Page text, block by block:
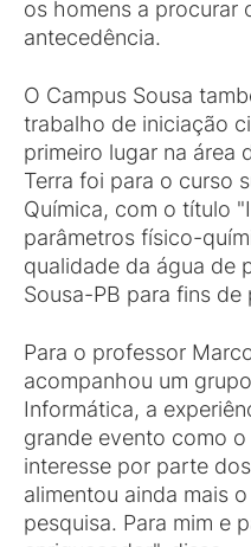
os homens a procurar
antecedência.
O Campus Sousa
trabalho de iniciação
primeiro lugar na área
Terra foi para o curso
Química, com o título
parâmetros físico-
qualidade da água de
Sousa-PB para fins de
Para o professor
acompanhou um
Informática, a
grande evento como
interesse por parte
alimentou ainda mais
pesquisa. Para mim e